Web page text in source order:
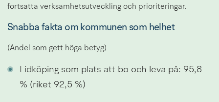
fortsatta verksamhetsutveckling och prioriteringar.
Snabba fakta om kommunen som helhet
(Andel som gett höga betyg)
Lidköping som plats att bo och leva på: 95,8
% (riket 92,5 %)